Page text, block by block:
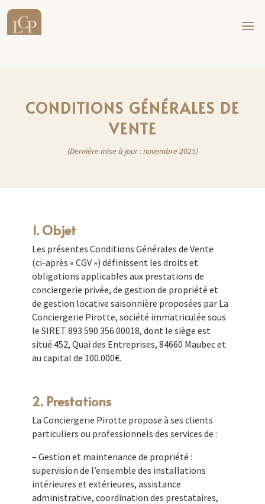
CONDITIONS GÉNÉRALES DE
VENTE
(Dernière mise à jour : novembre 2025)
1. Objet
Les présentes Conditions Générales de Vente
(ci-après « CGV ») définissent les droits et
obligations applicables aux prestations de
conciergerie privée, de gestion de propriété et
de gestion locative saisonnière proposées par La
Conciergerie Pirotte, société immatriculée sous
le SIRET 893 590 356 00018, dont le siège est
situé 452, Quai des Entreprises, 84660 Maubec et
au capital de 100.000€.
2. Prestations
La Conciergerie Pirotte propose à ses clients
particuliers ou professionnels des services de :
– Gestion et maintenance de propriété :
supervision de l’ensemble des installations
intérieures et extérieures, assistance
administrative, coordination des prestataires,